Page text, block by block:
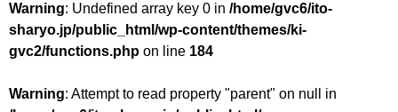
Warning: Undefined array key 0 in /home/gvc6/ito-
sharyo.jp/public_html/wp-content/themes/ki-
gvc2/functions.php on line 184
Warning: Attempt to read property "parent" on null in